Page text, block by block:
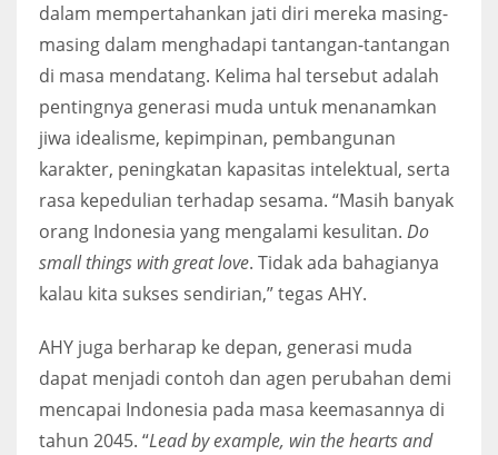
dalam mempertahankan jati diri mereka masing-
masing dalam menghadapi tantangan-tantangan
di masa mendatang. Kelima hal tersebut adalah
pentingnya generasi muda untuk menanamkan
jiwa idealisme, kepimpinan, pembangunan
karakter, peningkatan kapasitas intelektual, serta
rasa kepedulian terhadap sesama. “Masih banyak
orang Indonesia yang mengalami kesulitan. Do
small things with great love. Tidak ada bahagianya
kalau kita sukses sendirian,” tegas AHY.
AHY juga berharap ke depan, generasi muda
dapat menjadi contoh dan agen perubahan demi
mencapai Indonesia pada masa keemasannya di
tahun 2045. “Lead by example, win the hearts and